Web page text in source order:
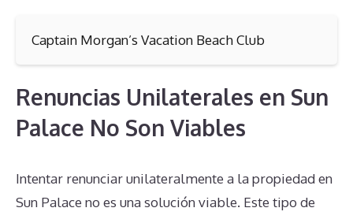
Captain Morgan’s Vacation Beach Club
Renuncias Unilaterales en Sun
Palace No Son Viables
Intentar renunciar unilateralmente a la propiedad en
Sun Palace no es una solución viable. Este tipo de